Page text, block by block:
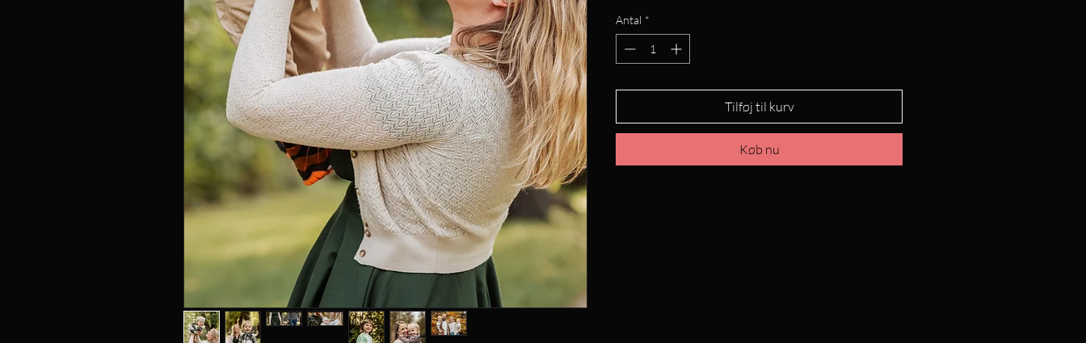
Antal *
Tilføj til kurv
Køb nu